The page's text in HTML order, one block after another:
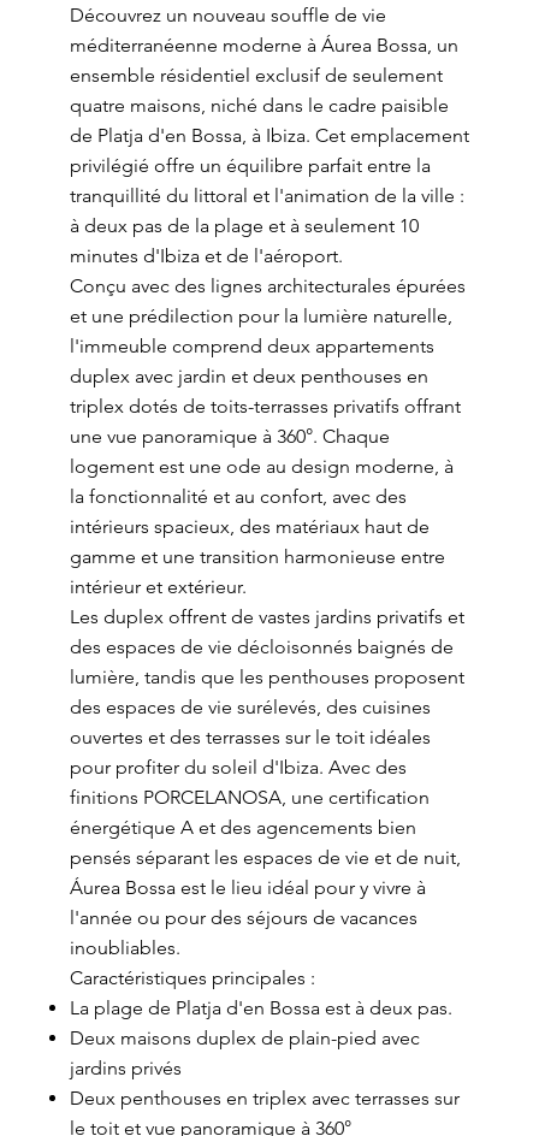
Découvrez un nouveau souffle de vie
méditerranéenne moderne à Áurea Bossa, un
ensemble résidentiel exclusif de seulement
quatre maisons, niché dans le cadre paisible
de Platja d'en Bossa, à Ibiza. Cet emplacement
privilégié offre un équilibre parfait entre la
tranquillité du littoral et l'animation de la ville :
à deux pas de la plage et à seulement 10
minutes d'Ibiza et de l'aéroport.
Conçu avec des lignes architecturales épurées
et une prédilection pour la lumière naturelle,
l'immeuble comprend deux appartements
duplex avec jardin et deux penthouses en
triplex dotés de toits-terrasses privatifs offrant
une vue panoramique à 360°. Chaque
logement est une ode au design moderne, à
la fonctionnalité et au confort, avec des
intérieurs spacieux, des matériaux haut de
gamme et une transition harmonieuse entre
intérieur et extérieur.
Les duplex offrent de vastes jardins privatifs et
des espaces de vie décloisonnés baignés de
lumière, tandis que les penthouses proposent
des espaces de vie surélevés, des cuisines
ouvertes et des terrasses sur le toit idéales
pour profiter du soleil d'Ibiza. Avec des
finitions PORCELANOSA, une certification
énergétique A et des agencements bien
pensés séparant les espaces de vie et de nuit,
Áurea Bossa est le lieu idéal pour y vivre à
l'année ou pour des séjours de vacances
inoubliables.
Caractéristiques principales :
La plage de Platja d'en Bossa est à deux pas.
Deux maisons duplex de plain-pied avec
jardins privés
Deux penthouses en triplex avec terrasses sur
le toit et vue panoramique à 360°